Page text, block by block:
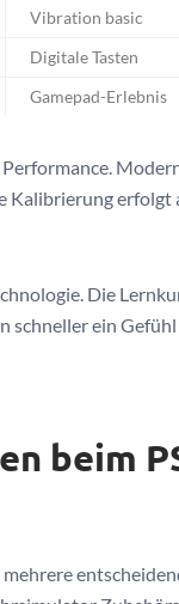
Vibration basic
Digitale Tasten
Gamepad-Erlebnis
Kalibrierung
Die
ein
beim